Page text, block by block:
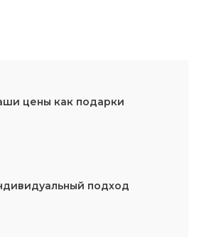
цены как подарки
подход